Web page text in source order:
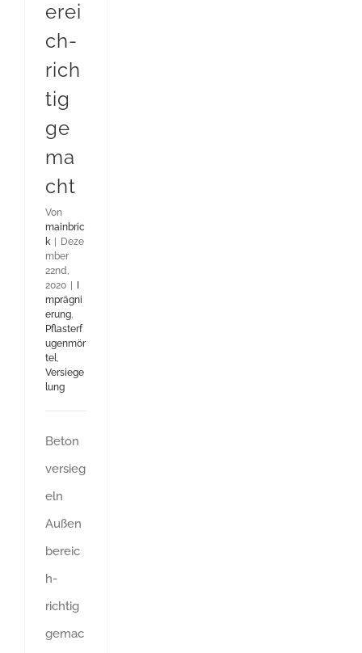
erei
ch-
rich
tig
ge
ma
cht
Von
mainbric
k
Deze
mber
22nd,
2020
mprägni
erung,
Pflasterf
ugenmör
tel,
Versiege
lung
Beton
versieg
eln
Außen
bereic
h-
richtig
gemac